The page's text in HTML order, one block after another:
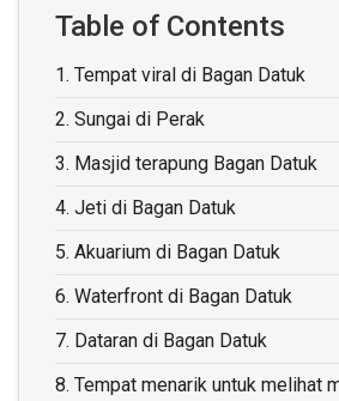
Table of Contents
1. Tempat viral di Bagan Datuk
2. Sungai di Perak
3. Masjid terapung Bagan Datuk
4. Jeti di Bagan Datuk
5. Akuarium di Bagan Datuk
6. Waterfront di Bagan Datuk
7. Dataran di Bagan Datuk
8. Tempat menarik untuk melihat